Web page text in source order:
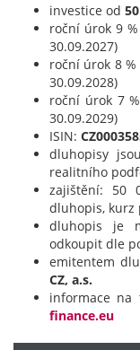
investice od
roční úrok 9
30.09.2027)
roční úrok 8
30.09.2028)
roční úrok 7
30.09.2029)
ISIN:
dluhopisy
realitního
zajištění: 50
dluhopis, kurz
dluhopis je
odkoupit dle
emitentem
CZ, a.s.
informace
finance.eu